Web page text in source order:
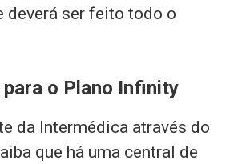
deverá ser feito todo o
o Plano Infinity
da Intermédica através do
que há uma central de